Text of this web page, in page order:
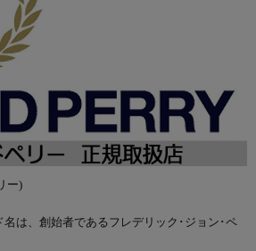
ー)
は、創始者であるフレデリック･ジョン･ペ